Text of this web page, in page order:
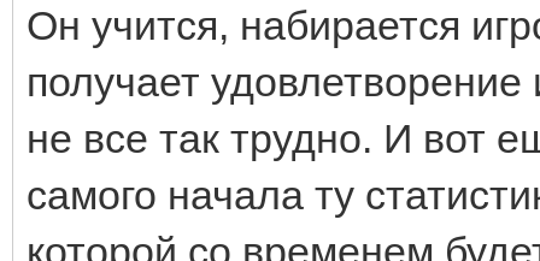
Он учится, набирается
получает
не все так трудно. И вот
самого начала ту
которой со временем